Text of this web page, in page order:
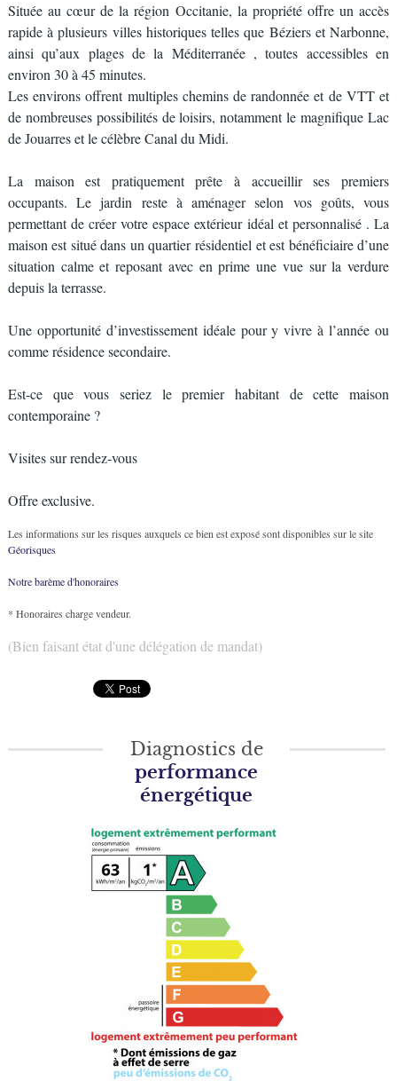
Située au cœur de la région Occitanie, la propriété offre un accès
rapide à plusieurs villes historiques telles que Béziers et Narbonne,
ainsi qu’aux plages de la Méditerranée , toutes accessibles en
environ 30 à 45 minutes.
Les environs offrent multiples chemins de randonnée et de VTT et
de nombreuses possibilités de loisirs, notamment le magnifique Lac
de Jouarres et le célèbre Canal du Midi.
La maison est pratiquement prête à accueillir ses premiers
occupants. Le jardin reste à aménager selon vos goûts, vous
permettant de créer votre espace extérieur idéal et personnalisé . La
maison est situé dans un quartier résidentiel et est bénéficiaire d’une
situation calme et reposant avec en prime une vue sur la verdure
depuis la terrasse.
Une opportunité d’investissement idéale pour y vivre à l’année ou
comme résidence secondaire.
Est-ce que vous seriez le premier habitant de cette maison
contemporaine ?
Visites sur rendez-vous
Offre exclusive.
Les informations sur les risques auxquels ce bien est exposé sont disponibles sur le site
Géorisques
Notre barème d'honoraires
* Honoraires charge vendeur.
(Bien faisant état d'une délégation de mandat)
Diagnostics de
performance
énergétique